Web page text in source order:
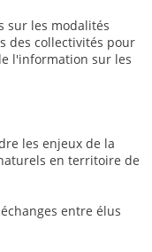
sur les modalités
des collectivités pour
l'information sur les
les enjeux de la
en territoire de
entre élus